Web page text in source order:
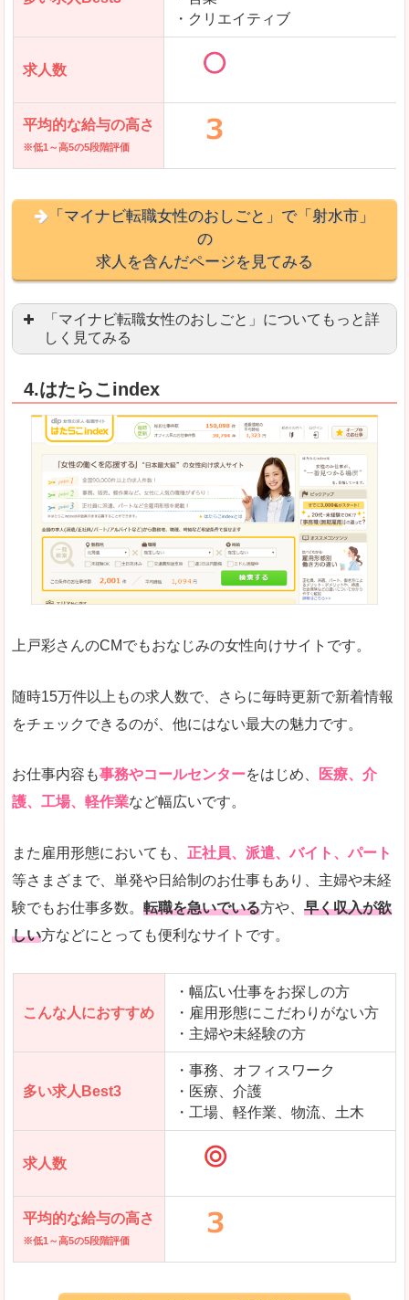
・クリエイティブ
求人数
平均的な給与の高さ
※低1～高5の5段階評価
「マイナビ転職女性のおしごと」で「射水市」
の
求人を含んだページを見てみる
「マイナビ転職女性のおしごと」についてもっと詳
しく見てみる
良いところ
「自分のペースで働きたい」「キャリアアップ」
はじめての転職についてのお役立ち情報が満載で
悪いところ
求人の掲載が少し見づらい印象があります。求人
給与が見た目ですぐにわからないことが多いです
詳しい説明 サイト内の検索の人気ワードで英語や中国語など
人気度 普通のマイナビの方を使っている方が多く、女
さまざまな検索機能が充実しており、条件面やこ
ただし、求人情報が少し見づらいです。
「マイナビ転職女性のおしごと」で「射水市」
の
求人を含んだページを見てみる
4.はたらこindex
上戸彩さんのCMでもおなじみの女性向けサイトです。
随時15万件以上もの求人数で、さらに毎時更新で新着情報
をチェックできるのが、他にはない最大の魅力です。
お仕事内容も事務やコールセンターをはじめ、
医療、介
護、工場、軽作業など幅広いです。
また雇用形態においても、 正社員、派遣、バイト、パート
等さまざまで、単発や日給制のお仕事もあり、主婦や未経
験でもお仕事多数。 転職を急いでいる方や、 早く収入が欲
しい方などにとっても便利なサイトです。
こんな人におすすめ
・幅広い仕事をお探しの方
・雇用形態にこだわりがない方
・主婦や未経験の方
多い求人Best3
・事務、オフィスワーク
・医療、介護
・工場、軽作業、物流、土木
求人数
平均的な給与の高さ
※低1～高5の5段階評価